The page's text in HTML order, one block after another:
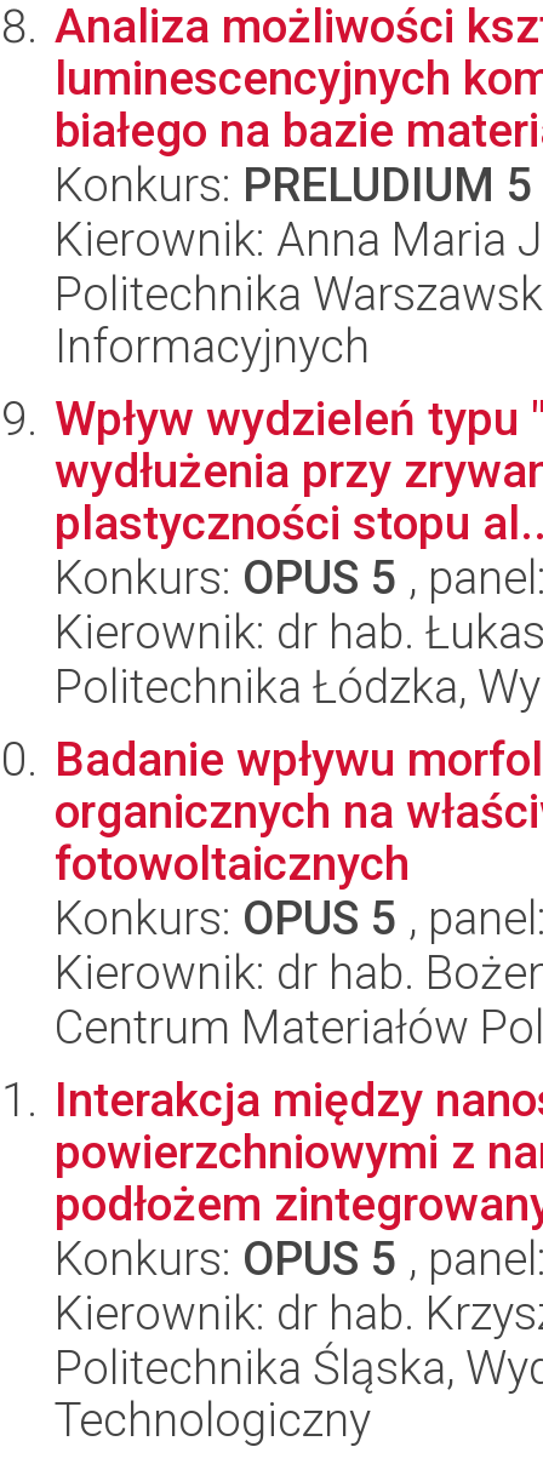
Analiza możliwości
luminescencyjnych
białego na bazie
Konkurs: PRELUDIUM 5
Kierownik: Anna Maria
Politechnika
Informacyjnych
Wpływ wydzieleń typu
wydłużenia przy
plastyczności stopu
Konkurs: OPUS 5 ,
Kierownik: dr hab.
Politechnika Łódzka,
Badanie wpływu
organicznych na
fotowoltaicznych
Konkurs: OPUS 5 ,
Kierownik: dr hab.
Centrum Materiałów
Interakcja między
powierzchniowymi z
podłożem
Konkurs: OPUS 5 ,
Kierownik: dr hab.
Politechnika Śląska,
Technologiczny